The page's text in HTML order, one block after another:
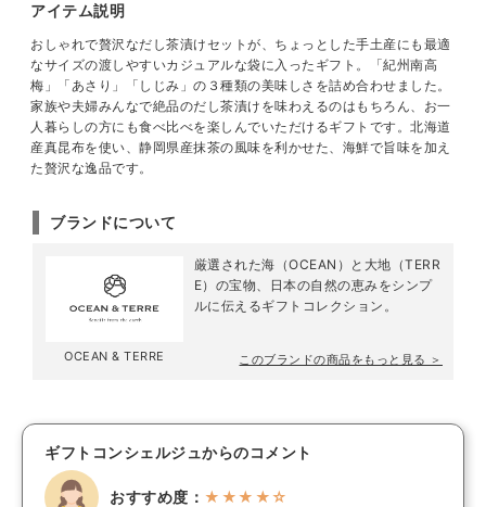
アイテム説明
おしゃれで贅沢なだし茶漬けセットが、ちょっとした手土産にも最適
なサイズの渡しやすいカジュアルな袋に入ったギフト。「紀州南高
梅」「あさり」「しじみ」の３種類の美味しさを詰め合わせました。
家族や夫婦みんなで絶品のだし茶漬けを味わえるのはもちろん、お一
人暮らしの方にも食べ比べを楽しんでいただけるギフトです。北海道
産真昆布を使い、静岡県産抹茶の風味を利かせた、海鮮で旨味を加え
た贅沢な逸品です。
ブランドについて
OCEAN & TERRE
厳選された海（OCEAN）と大地（TERR
E）の宝物、日本の自然の恵みをシンプ
ルに伝えるギフトコレクション。
このブランドの商品をもっと見る ＞
ギフトコンシェルジュからのコメント
おすすめ度： ★★★★☆